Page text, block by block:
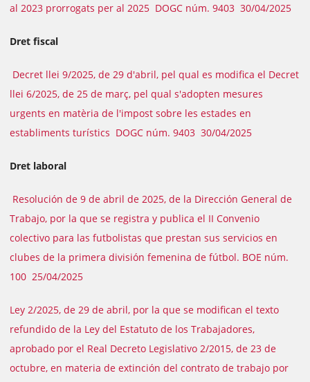
al 2023 prorrogats per al 2025 DOGC núm. 9403 30/04/2025
Dret fiscal
Decret llei 9/2025, de 29 d'abril, pel qual es modifica el Decret
llei 6/2025, de 25 de març, pel qual s'adopten mesures
urgents en matèria de l'impost sobre les estades en
establiments turístics DOGC núm. 9403 30/04/2025
Dret laboral
Resolución de 9 de abril de 2025, de la Dirección General de
Trabajo, por la que se registra y publica el II Convenio
colectivo para las futbolistas que prestan sus servicios en
clubes de la primera división femenina de fútbol. BOE núm.
100 25/04/2025
Ley 2/2025, de 29 de abril, por la que se modifican el texto
refundido de la Ley del Estatuto de los Trabajadores,
aprobado por el Real Decreto Legislativo 2/2015, de 23 de
octubre, en materia de extinción del contrato de trabajo por